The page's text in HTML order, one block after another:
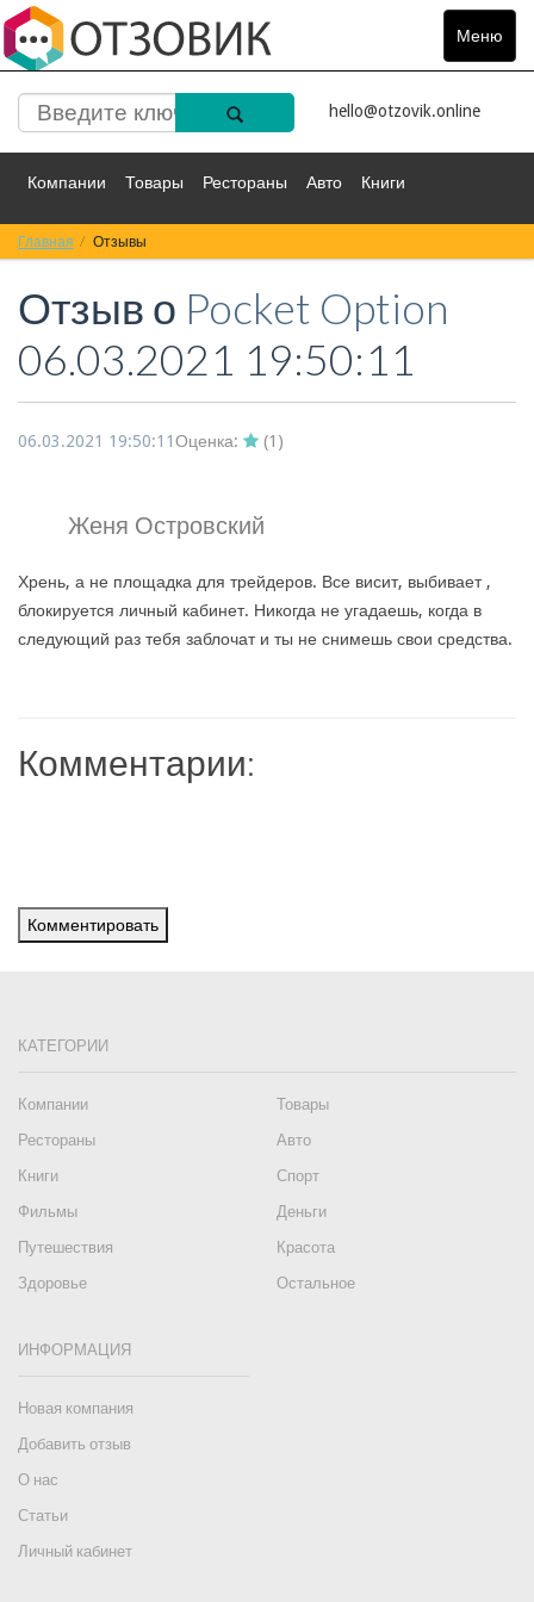
Меню
Toggle
hello@otzovik.online
Компании Товары Рестораны Авто Книги
Спорт Фильмы
Красота Здоровье Остальное
Главная Отзывы
Отзыв о Pocket Option
06.03.2021 19:50:11
06.03.2021 19:50:11Оценка: (1 )
Женя Островский
Хрень, а не площадка для трейдеров. Все висит, выбивает ,
блокируется личный кабинет. Никогда не угадаешь, когда в
следующий раз тебя заблочат и ты не снимешь свои средства.
Комментарии:
Комментировать
КАТЕГОРИИ
Компании
Товары
Рестораны
Авто
Книги
Спорт
Фильмы
Деньги
Путешествия
Красота
Здоровье
Остальное
ИНФОРМАЦИЯ
Новая компания
Добавить отзыв
О нас
Статьи
Личный кабинет